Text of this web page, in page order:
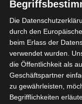
Die
durch den
beim Erlass der
verwendet wurden.
die Öffentlichkeit als
Geschäftspartner
zu gewährleisten,
Begrifflichkeiten